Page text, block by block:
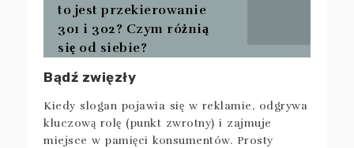
to jest przekierowanie
301 i 302? Czym różnią
się od siebie?
Bądź zwięzły
Kiedy slogan pojawia się w reklamie, odgrywa
kluczową rolę (punkt zwrotny) i zajmuje
miejsce w pamięci konsumentów. Prosty